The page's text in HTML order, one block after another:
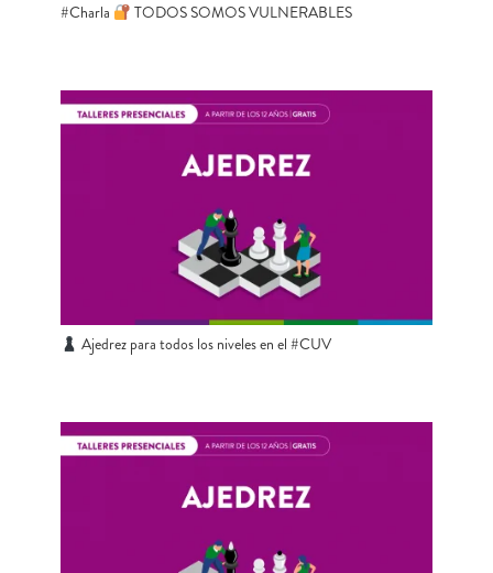
#Charla TODOS SOMOS VULNERABLES
Ajedrez para todos los niveles en el #CUV